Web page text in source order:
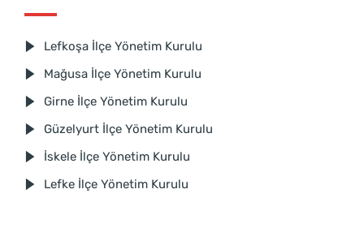
Lefkoşa İlçe Yönetim Kurulu
Mağusa İlçe Yönetim Kurulu
Girne İlçe Yönetim Kurulu
Güzelyurt İlçe Yönetim Kurulu
İskele İlçe Yönetim Kurulu
Lefke İlçe Yönetim Kurulu